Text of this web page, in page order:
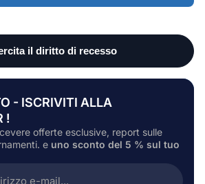
- ISCRIVITI ALLA
!
offerte esclusive, report sulle
e uno sconto del 5 % sul tuo